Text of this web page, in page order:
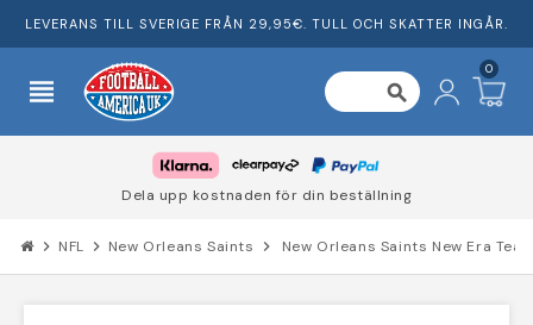
LEVERANS TILL SVERIGE FRÅN 29,95€. TULL OCH SKATTER INGÅR.
view_headline search
0
Dela upp kostnaden för din beställning
chevron_right NFL chevron_right New Orleans Saints chevron_right New Orleans Saints New Era